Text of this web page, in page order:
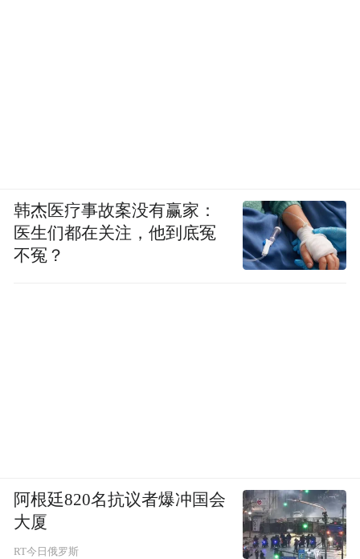
韩杰医疗事故案没有赢家：
医生们都在关注，他到底冤
不冤？
阿根廷820名抗议者爆冲国会
大厦
RT今日俄罗斯